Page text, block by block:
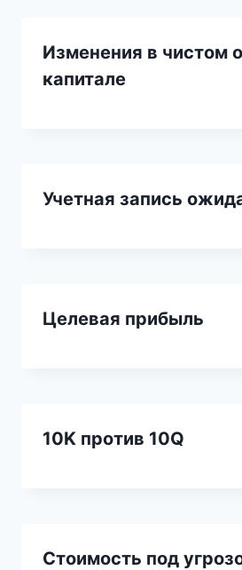
Изменения в чистом
капитале
Учетная запись
Целевая прибыль
10K против 10Q
Стоимость под